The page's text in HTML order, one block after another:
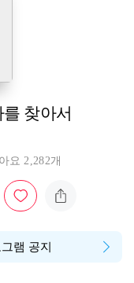
찾아서
요 2,282개
램 공지